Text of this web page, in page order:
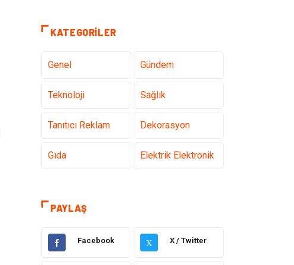
KATEGORILER
Genel Gündem
Teknoloji Sağlık
Tanıtıcı Reklam Dekorasyon
Gıda Elektrik Elektronik
Makine
Ulaşım ve
Alışveriş
PAYLAŞ
Facebook X X / Twitter